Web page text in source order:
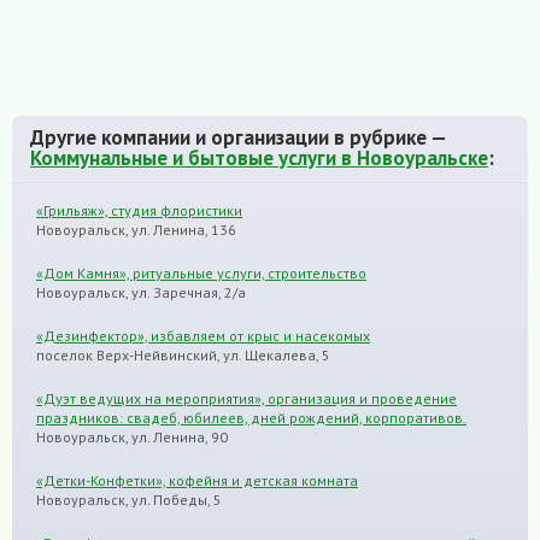
Другие компании и организации в рубрике —
Коммунальные и бытовые услуги в Новоуральске:
«Грильяж», студия флористики
Новоуральск, ул. Ленина, 136
«Дом Камня», ритуальные услуги, строительство
Новоуральск, ул. Заречная, 2/а
«Дезинфектор», избавляем от крыс и насекомых
поселок Верх-Нейвинский, ул. Щекалева, 5
«Дуэт ведущих на мероприятия», организация и проведение
праздников: свадеб, юбилеев, дней рождений, корпоративов.
Новоуральск, ул. Ленина, 90
«Детки-Конфетки», кофейня и детская комната
Новоуральск, ул. Победы, 5